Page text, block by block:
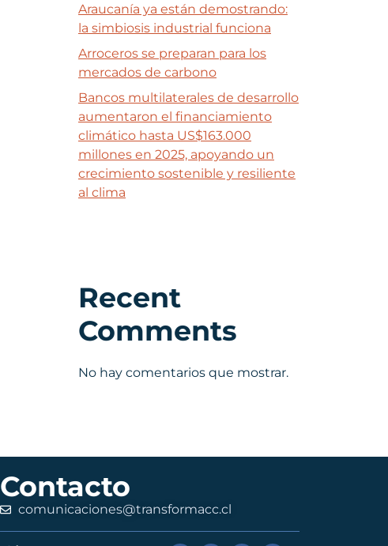
Araucanía ya están demostrando:
la simbiosis industrial funciona
Arroceros se preparan para los
mercados de carbono
Bancos multilaterales de desarrollo
aumentaron el financiamiento
climático hasta US$163.000
millones en 2025, apoyando un
crecimiento sostenible y resiliente
al clima
Recent
Comments
No hay comentarios que mostrar.
Contacto
comunicaciones@transformacc.cl